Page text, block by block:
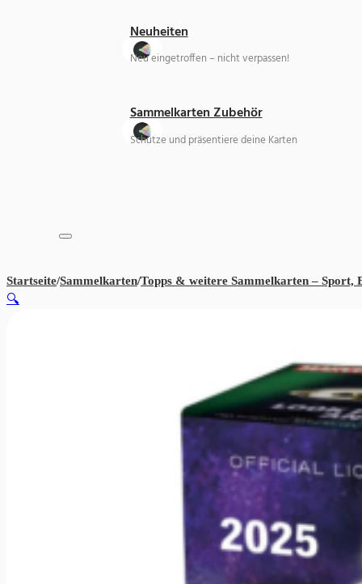
Neuheiten
Neu eingetroffen – nicht verpassen!
Sammelkarten Zubehör
Schütze und präsentiere deine Karten
Startseite/Sammelkarten/Topps & weitere Sammelkarten – Sport,
🔍